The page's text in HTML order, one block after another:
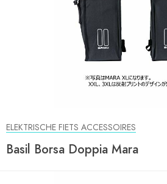
ELEKTRISCHE FIETS ACCESSOIRES
Basil Borsa Doppia Mara